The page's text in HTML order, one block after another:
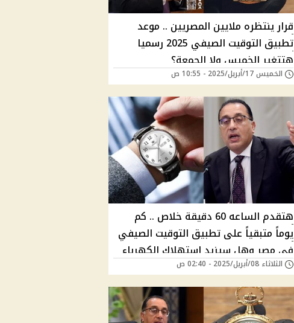
قرار ينتظره ملايين المصريين .. موعد
تطبيق التوقيت الصيفي 2025 رسميا
هتتغير الخميس ولا الجمعة؟
الخميس 17/أبريل/2025 - 10:55 ص
هتقدم الساعه 60 دقيقة خلاص .. كم
يوماً متبقياً على تطبيق التوقيت الصيفي
في مصر وهل سيزيد استهلاك الكهرباء
أم يقل؟ "مجلس الوزراء يجيب"
الثلاثاء 08/أبريل/2025 - 02:40 ص